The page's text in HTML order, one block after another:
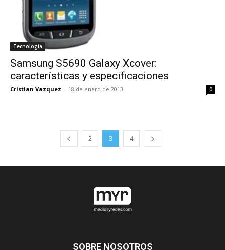
Tecnología
Samsung S5690 Galaxy Xcover:
características y especificaciones
Cristian Vazquez - 18 de enero de 2013 0
2 3 4
SOBRE NOSOTROS